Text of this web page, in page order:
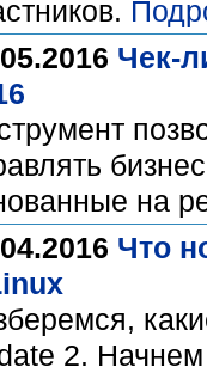
Чек-
на
Что
2.